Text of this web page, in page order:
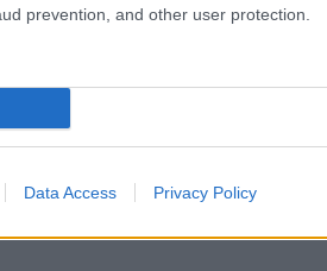
prevention, and other user protection.
Data Access Privacy Policy
forduló! (X)
#dead by daylight #grounded 2